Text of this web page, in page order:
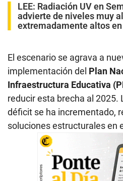
LEE: Radiación UV en
advierte de niveles muy
extremadamente altos
El escenario se agrava a
implementación del Plan
Infraestructura Educativa
reducir esta brecha al 2025.
déficit se ha incrementado,
soluciones estructurales en